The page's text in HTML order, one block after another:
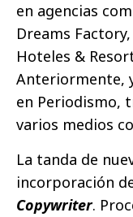
en agencias
Dreams
Hoteles &
Anteriormente,
en Periodismo,
varios medios
La tanda de
incorporación
Copywriter.